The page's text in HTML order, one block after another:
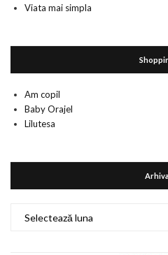
Viata mai simpla
Am copil
Baby Orajel
Lilutesa